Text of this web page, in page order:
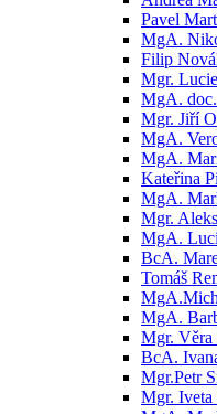
Pavel
MgA.
Filip
Mgr.
MgA.
Mgr. Jiří
MgA.
MgA.
Kateřina
MgA.
Mgr.
MgA.
BcA.
Tomáš
MgA.
Mgr. Věra
BcA.
Mgr.Petr
Mgr.